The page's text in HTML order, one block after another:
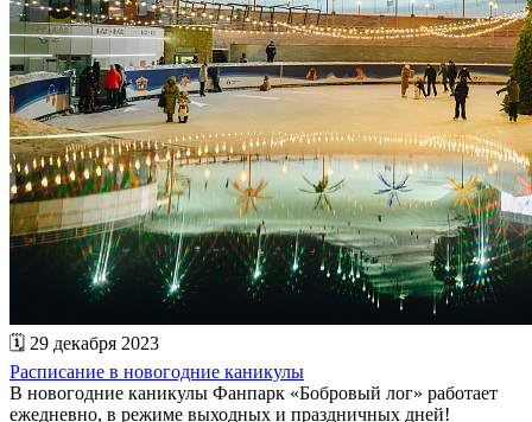
🗓 29 декабря 2023
Расписание в новогодние каникулы
В новогодние каникулы Фанпарк «Бобровый лог» работает
ежедневно, в режиме выходных и праздничных дней!